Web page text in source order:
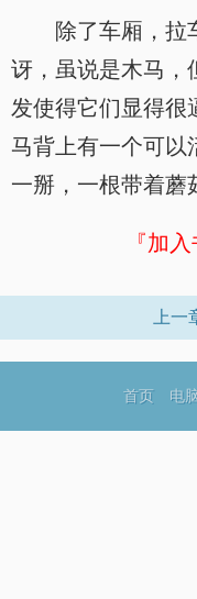
除了车厢，拉
讶，虽说是木马，
发使得它们显得很
马背上有一个可以
一掰，一根带着蘑
『加
上一
首页 电